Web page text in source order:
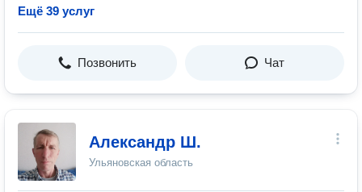
Ещё 39 услуг
Позвонить Чат
Александр Ш.
Ульяновская область